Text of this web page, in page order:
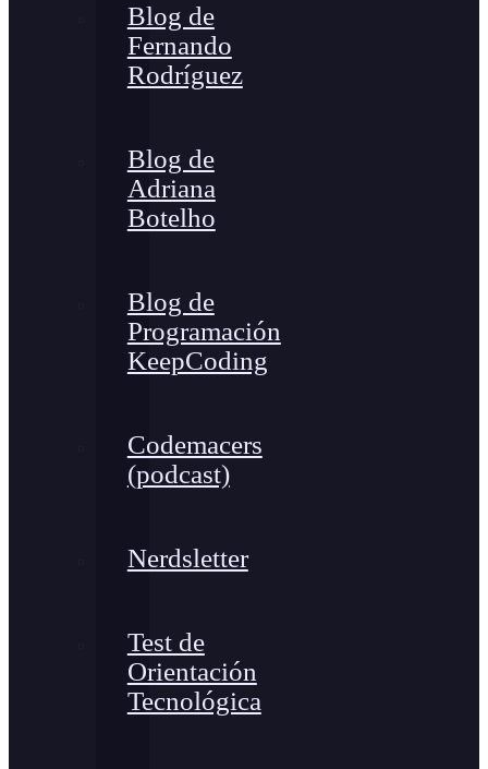
Blog de
Fernando
Rodríguez
Blog de
Adriana
Botelho
Blog de
Programación
KeepCoding
Codemacers
(podcast)
Nerdsletter
Test de
Orientación
Tecnológica